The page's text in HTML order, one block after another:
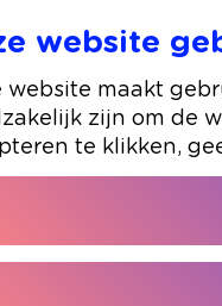
website
website maakt
zijn om de
te klikken,